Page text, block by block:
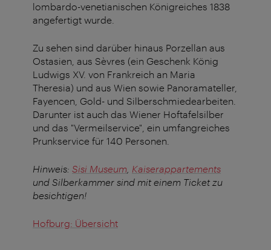
lombardo-venetianischen Königreiches 1838
angefertigt wurde.
Zu sehen sind darüber hinaus Porzellan aus
Ostasien, aus Sèvres (ein Geschenk König
Ludwigs XV. von Frankreich an Maria
Theresia) und aus Wien sowie Panoramateller,
Fayencen, Gold- und Silberschmiedearbeiten.
Darunter ist auch das Wiener Hoftafelsilber
und das "Vermeilservice", ein umfangreiches
Prunkservice für 140 Personen.
Hinweis: Sisi Museum Kaiserappartements
und Silberkammer sind mit einem Ticket zu
besichtigen!
Hofburg: Übersicht